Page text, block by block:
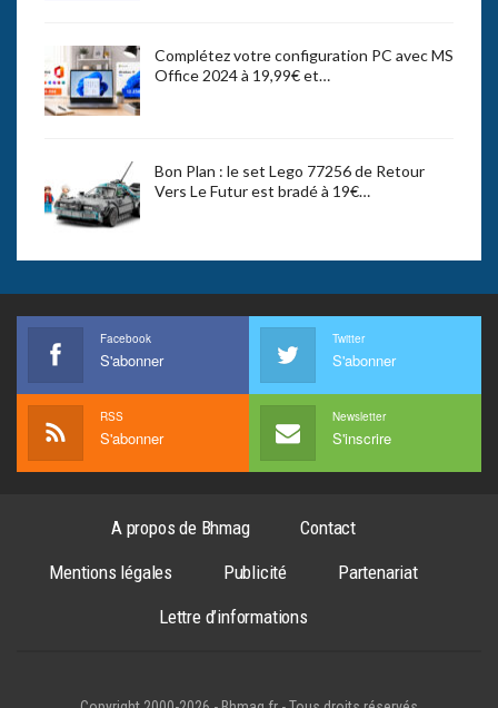
Complétez votre configuration PC avec MS
Office 2024 à 19,99€ et…
Bon Plan : le set Lego 77256 de Retour
Vers Le Futur est bradé à 19€…
Facebook
S'abonner
Twitter
S'abonner
RSS
S'abonner
Newsletter
S'inscrire
A propos de Bhmag
Contact
Mentions légales
Publicité
Partenariat
Lettre d’informations